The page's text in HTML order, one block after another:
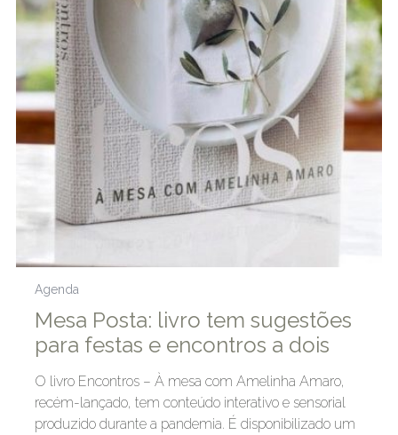
Agenda
Mesa Posta: livro tem sugestões
para festas e encontros a dois
O livro Encontros – À mesa com Amelinha Amaro,
recém-lançado, tem conteúdo interativo e sensorial
produzido durante a pandemia. É disponibilizado um